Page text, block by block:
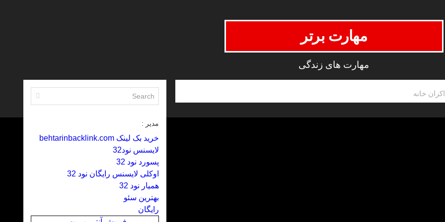
مهارت برتر
مهارت های زندگی
مدیر :
خرید بک لینک behtarinbacklink.com
لایسنس نود32
پسورد نود 32
اوکلی لایسنس رایگان نود 32
همیار نود 32
بهترین سئو
رایگان
اکران خانه